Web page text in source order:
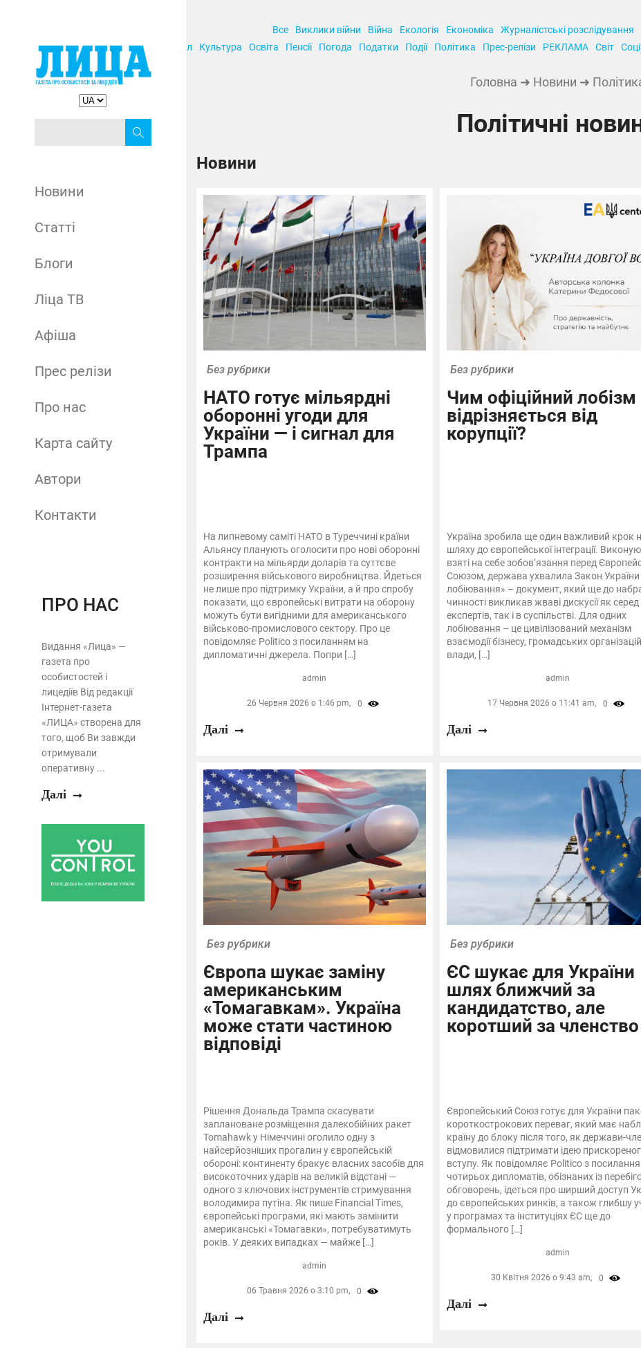
Новини
Статті
Блоги
Ліца ТВ
Афіша
Прес релізи
Про нас
Карта сайту
Автори
Контакти
ПРО НАС
Видання «Лица» —
газета про
особистостей і
лицедіїв Від редакції
Інтернет-газета
«ЛИЦА» створена для
того, щоб Ви завжди
отримували
оперативну ...
Далі
Все Виклики війни Війна Екологія Економіка Журналістські розслідування
Корупція
Кримінал Культура Освіта Пенсії Погода Податки Події Політика Прес-релізи РЕКЛАМА Світ
Головна ➜ Новини ➜
Політичні
Новини
Без рубрики
НАТО готує мільярдні
оборонні угоди для
України — і сигнал для
Трампа
На липневому саміті НАТО в Туреччині країни
Альянсу планують оголосити про нові оборонні
контракти на мільярди доларів та суттєве
розширення військового виробництва. Йдеться
не лише про підтримку України, а й про спробу
показати, що європейські витрати на оборону
можуть бути вигідними для американського
військово-промислового сектору. Про це
повідомляє Politico з посиланням на
дипломатичні джерела. Попри […]
admin
26 Червня 2026 о 1:46 pm, 0
Далі
Без рубрики
Чим офіційний лобізм
відрізняється від
корупції?
Україна зробила ще один важливий крок
шляху до європейської інтеграції.
взяті на себе зобов’язання перед
Союзом, держава ухвалила Закон
лобіювання» – документ, який ще до
чинності викликав жваві дискусії як серед
експертів, так і в суспільстві. Для одних
лобіювання – це цивілізований механізм
взаємодії бізнесу, громадських
влади, […]
admin
17 Червня 2026 о 11:41 am, 0
Далі
Без рубрики
Європа шукає заміну
американським
«Томагавкам». Україна
може стати частиною
відповіді
Рішення Дональда Трампа скасувати
заплановане розміщення далекобійних ракет
Tomahawk у Німеччині оголило одну з
найсерйозніших прогалин у європейській
обороні: континенту бракує власних засобів для
високоточних ударів на великій відстані —
одного з ключових інструментів стримування
володимира путіна. Як пише Financial Times,
європейські програми, які мають замінити
американські «Томагавки», потребуватимуть
років. У деяких випадках — майже […]
admin
06 Травня 2026 о 3:10 pm, 0
Далі
Без рубрики
ЄС шукає для України
шлях ближчий за
кандидатство, але
коротший за членство
Європейський Союз готує для України
короткострокових переваг, який має
країну до блоку після того, як держави-
відмовилися підтримати ідею
вступу. Як повідомляє Politico з
чотирьох дипломатів, обізнаних із
обговорень, ідеться про ширший доступ
до європейських ринків, а також глибшу
у програмах та інституціях ЄС ще до
формального […]
admin
30 Квітня 2026 о 9:43 am, 0
Далі